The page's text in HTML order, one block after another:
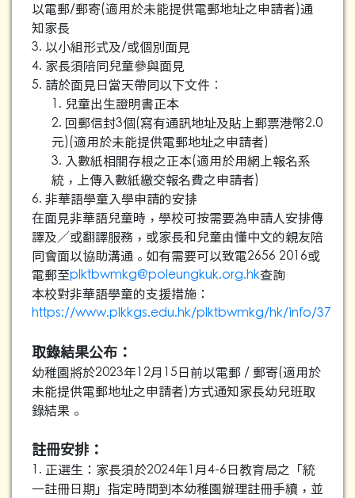
以電郵/郵寄(適用於未能提供電郵地址之申請者)通
知家長
3. 以小組形式及/或個別面見
4. 家長須陪同兒童參與面見
5. 請於面見日當天帶同以下文件︰
1. 兒童出生證明書正本
2. 回郵信封3個(寫有通訊地址及貼上郵票港幣2.0
元)(適用於未能提供電郵地址之申請者)
3. 入數紙相關存根之正本(適用於用網上報名系
統，上傳入數紙繳交報名費之申請者)
6. 非華語學童入學申請的安排
在面見非華語兒童時，學校可按需要為申請人安排傳
譯及／或翻譯服務，或家長和兒童由懂中文的親友陪
同會面以協助溝通。如有需要可以致電2656 2016或
電郵至plktbwmkg@poleungkuk.org.hk查詢
本校對非華語學童的支援措施：
https://www.plkkgs.edu.hk/plktbwmkg/hk/info/37
取錄結果公布：
幼稚園將於2023年12月15日前以電郵 / 郵寄(適用於
未能提供電郵地址之申請者)方式通知家長幼兒班取
錄結果。
註冊安排：
1. 正選生：家長須於2024年1月4-6日教育局之「統
一註冊日期」指定時間到本幼稚園辦理註冊手續，並